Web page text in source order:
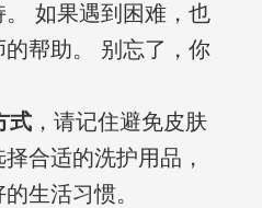
如果遇到困难，也
帮助。 别忘了，你
式，请记住避免皮肤
合适的洗护用品，
生活习惯。